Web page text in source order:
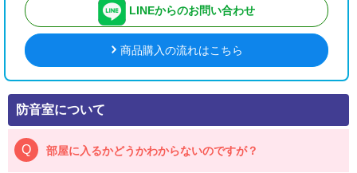
LINEからのお問い合わせ
商品購入の流れはこちら
防音室について
部屋に入るかどうかわからないのですが？